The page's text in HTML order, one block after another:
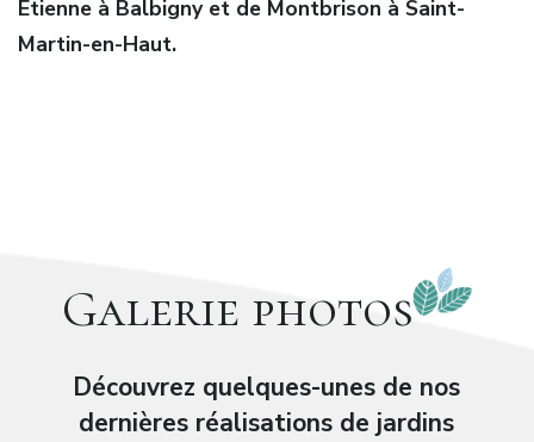
Etienne à Balbigny et de Montbrison à Saint-
Martin-en-Haut.
Galerie photos
Découvrez quelques-unes de nos
dernières réalisations de jardins